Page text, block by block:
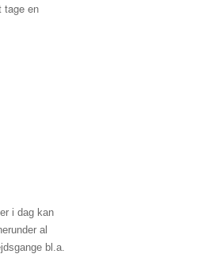
tage en
i dag kan
al
bl.a.